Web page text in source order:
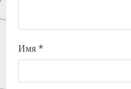
Имя*